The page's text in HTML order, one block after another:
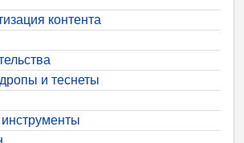
контента
и теснеты